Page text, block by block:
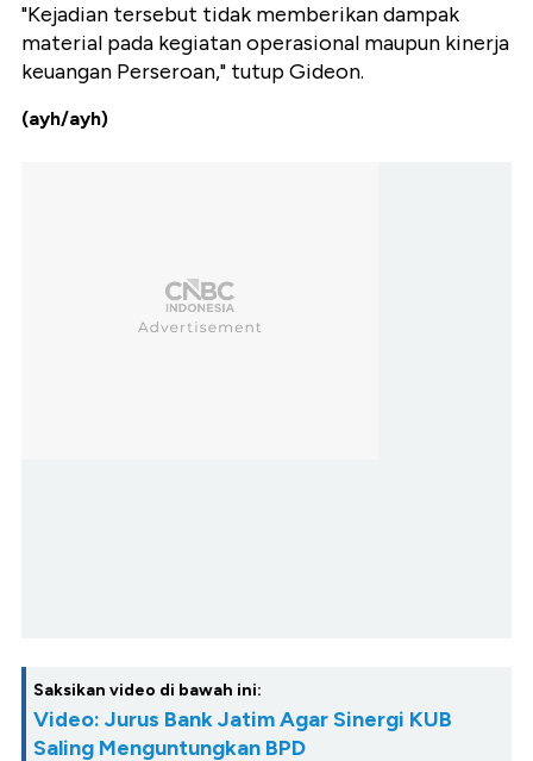
"Kejadian tersebut tidak memberikan dampak
material pada kegiatan operasional maupun kinerja
keuangan Perseroan," tutup Gideon.
(ayh/ayh)
Saksikan video di bawah ini:
Video: Jurus Bank Jatim Agar Sinergi KUB
Saling Menguntungkan BPD